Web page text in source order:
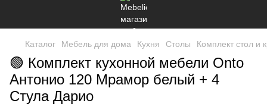
Каталог Мебель для дома Кухня Столы Комплект стол и
🟢 Комплект кухонной мебели Onto
Антонио 120 Мрамор белый + 4
Стула Дарио